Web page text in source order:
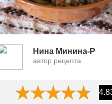
Нина Минина-Р
автор рецепта